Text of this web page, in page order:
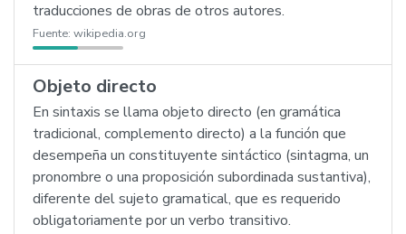
traducciones de obras de otros autores.
Fuente: wikipedia.org
Objeto directo
En sintaxis se llama objeto directo (en gramática
tradicional, complemento directo) a la función que
desempeña un constituyente sintáctico (sintagma, un
pronombre o una proposición subordinada sustantiva),
diferente del sujeto gramatical, que es requerido
obligatoriamente por un verbo transitivo.